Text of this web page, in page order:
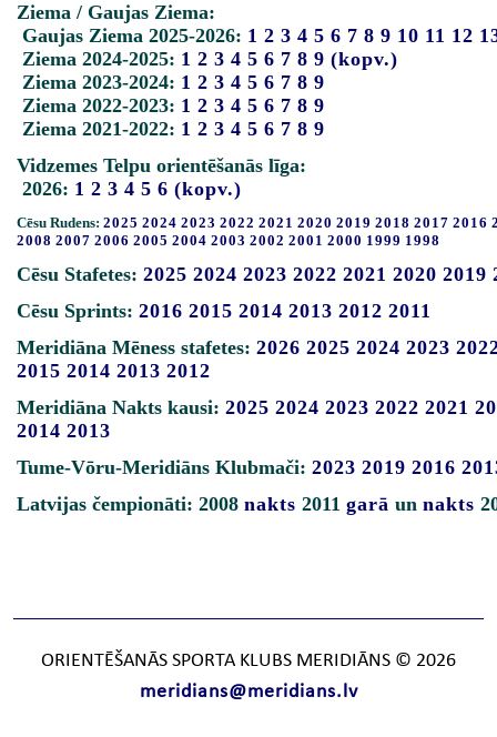
Ziema / Gaujas Ziema:
Gaujas Ziema 2025-2026: 1 2 3 4 5 6 7 8 9 10 11 12
Ziema 2024-2025: 1 2 3 4 5 6 7 8 9 (kopv.)
Ziema 2023-2024: 1 2 3 4 5 6 7 8 9
Ziema 2022-2023: 1 2 3 4 5 6 7 8 9
Ziema 2021-2022: 1 2 3 4 5 6 7 8 9
Vidzemes Telpu orientēšanās līga:
2026: 1 2 3 4 5 6 (kopv.)
Cēsu Rudens: 2025 2024 2023 2022 2021 2020 2019 2018 2017 2016
2008 2007 2006 2005 2004 2003 2002 2001 2000 1999 1998
Cēsu Stafetes: 2025 2024 2023 2022 2021 2020 2019
Cēsu Sprints: 2016 2015 2014 2013 2012 2011
Meridiāna Mēness stafetes: 2026 2025 2024 2023
2015 2014 2013 2012
Meridiāna Nakts kausi: 2025 2024 2023 2022 2021
2014 2013
Tume-Vōru-Meridiāns Klubmači: 2023 2019 2016
Latvijas čempionāti: 2008 nakts 2011 garā un nakts
ORIENTĒŠANĀS SPORTA KLUBS MERIDIĀNS © 2026
meridians@meridians.lv